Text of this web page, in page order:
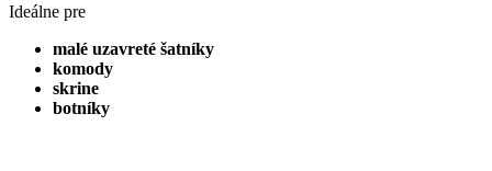
Ideálne pre
malé uzavreté šatníky
komody
skrine
botníky